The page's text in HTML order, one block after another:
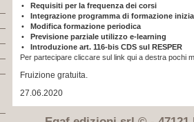
•
Requisiti per la frequenza dei corsi
•
Integrazione programma di formazione
•
Modifica formazione periodica
•
Previsione parziale utilizzo e-learning
•
Introduzione art. 116-bis CDS sul RESPER
Per partecipare cliccare sul link qui a destra pochi
Fruizione gratuita.
27.06.2020